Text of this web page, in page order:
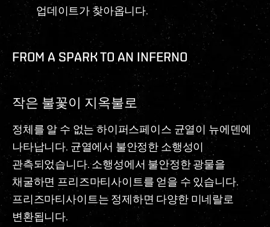
업데이트가 찾아옵니다.
FROM A SPARK TO AN INFERNO
작은 불꽃이 지옥불로
정체를 알 수 없는 하이퍼스페이스 균열이 뉴에덴에
나타납니다. 균열에서 불안정한 소행성이
관측되었습니다. 소행성에서 불안정한 광물을
채굴하면 프리즈마티사이트를 얻을 수 있습니다.
프리즈마티사이트는 정제하면 다양한 미네랄로
변환됩니다.